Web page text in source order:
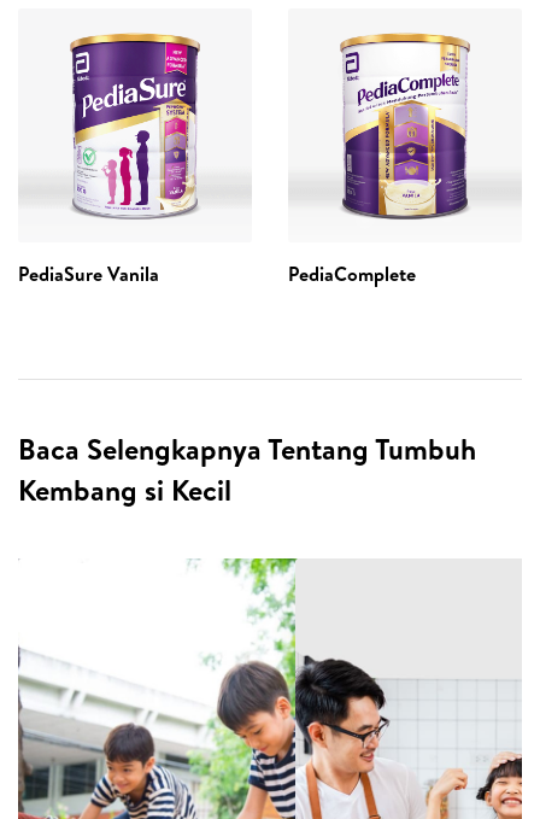
PediaSure Vanila PediaComplete
Baca Selengkapnya Tentang Tumbuh
Kembang si Kecil